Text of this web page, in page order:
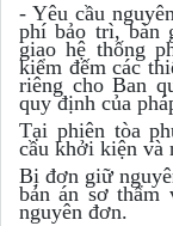
- Yêu cầu
phí bảo trì, bàn
giao hệ thống
kiểm đếm các
riêng cho Ban
quy định của
Tại phiên tòa
cầu khởi kiện và
Bị đơn giữ
bản án sơ thẩm
nguyên đơn.